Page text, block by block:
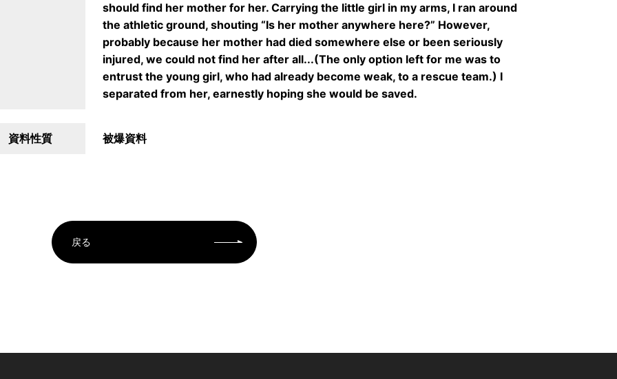
should find her mother for her. Carrying the little girl in my arms, I ran around
the athletic ground, shouting “Is her mother anywhere here?” However,
probably because her mother had died somewhere else or been seriously
injured, we could not find her after all...(The only option left for me was to
entrust the young girl, who had already become weak, to a rescue team.) I
separated from her, earnestly hoping she would be saved.
資料性質 被爆資料
戻る